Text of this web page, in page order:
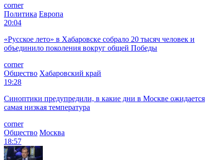
corner
Политика Европа
20:04
«Русское лето» в Хабаровске собрало 20 тысяч человек и
объединило поколения вокруг общей Победы
corner
Общество Хабаровский край
19:28
Синоптики предупредили, в какие дни в Москве ожидается
самая низкая температура
corner
Общество Москва
18:57